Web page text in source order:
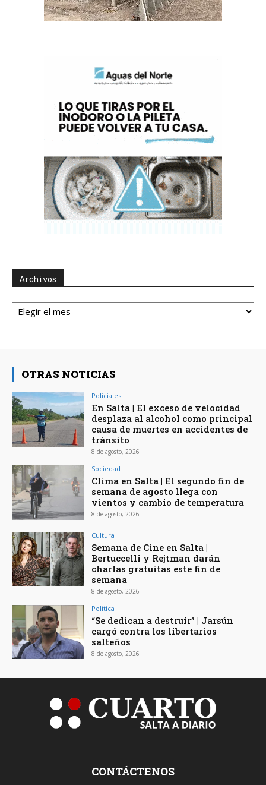
Archivos
Archivos
OTRAS NOTICIAS
Policiales
En Salta | El exceso de velocidad
desplaza al alcohol como principal
causa de muertes en accidentes de
tránsito
8 de agosto, 2026
Sociedad
Clima en Salta | El segundo fin de
semana de agosto llega con
vientos y cambio de temperatura
8 de agosto, 2026
Cultura
Semana de Cine en Salta |
Bertuccelli y Rejtman darán
charlas gratuitas este fin de
semana
8 de agosto, 2026
Política
“Se dedican a destruir” | Jarsún
cargó contra los libertarios
salteños
8 de agosto, 2026
CONTÁCTENOS